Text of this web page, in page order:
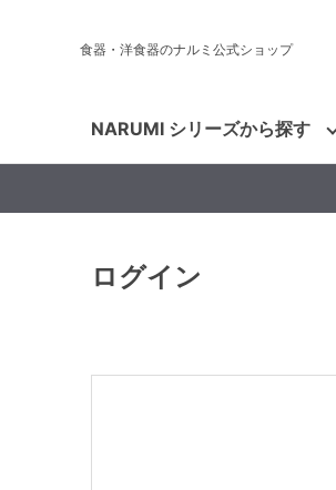
食器・洋食器のナルミ公式ショップ
NARUMI シリーズから探す
ログイン